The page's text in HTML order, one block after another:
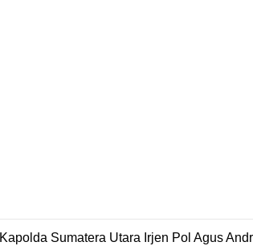
Kapolda Sumatera Utara Irjen Pol Agus